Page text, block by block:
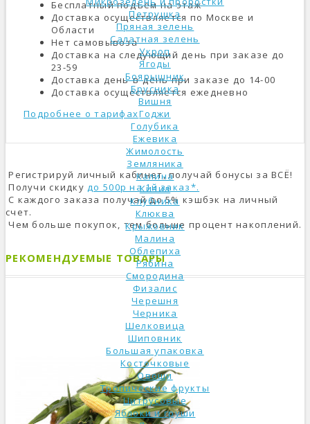
Петрушка
Пряная зелень
Салатная зелень
Укроп
Ягоды
Боярышник
Брусника
Вишня
Годжи
Голубика
Ежевика
Жимолость
Земляника
Калина
Кизил
Клубника
Клюква
Крыжовник
Малина
Облепиха
Рябина
Смородина
Физалис
Черешня
Черника
Шелковица
Шиповник
Большая упаковка
Косточковые
Овощи
Тропические фрукты
Цитрусовые
Яблоки и груши
Бесплатный подъем на этаж
Доставка осуществляется по Москве и
Области
Нет самовывоза
Доставка на следующий день при заказе до
23-59
Доставка день-в-день при заказе до 14-00
Доставка осуществляется ежедневно
Подробнее о тарифах
Регистрируй личный кабинет, получай бонусы за ВСЁ!
Получи скидкудо 500р на 1й заказ*.
С каждого заказа получай до 5% кэшбэк на личный
счет.
Чем больше покупок, тем больше процент накоплений.
РЕКОМЕНДУЕМЫЕ ТОВАРЫ